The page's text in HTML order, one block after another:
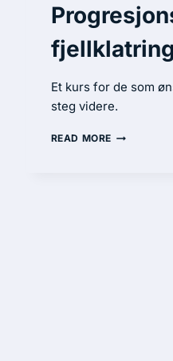
Et kurs for de som
steg videre.
READ MORE